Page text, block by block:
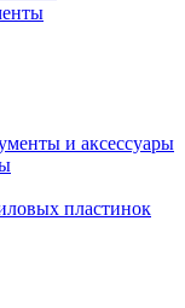
и аксессуары
пластинок